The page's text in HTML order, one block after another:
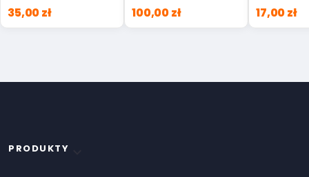
Vitara 53781-65J00
35,00 zł
cruiser 04479-60081
100,00 zł 17,00 zł
PRODUKTY